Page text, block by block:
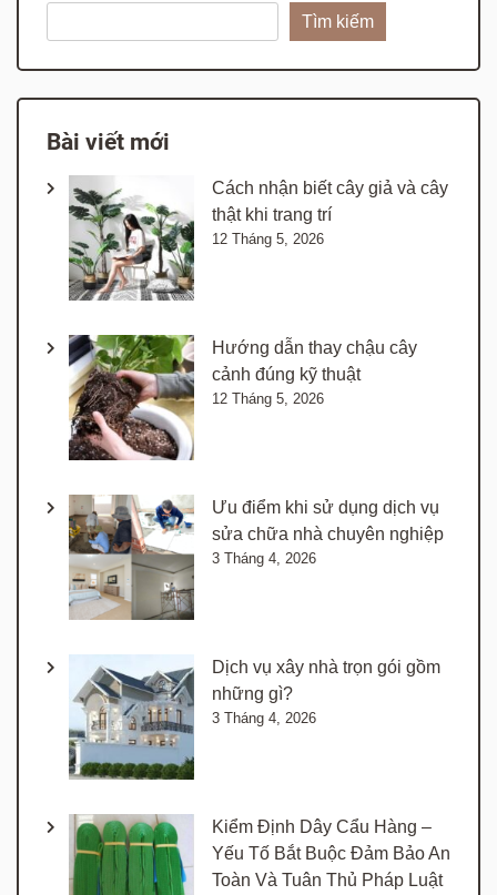
Tìm kiếm
Bài viết mới
Cách nhận biết cây giả và cây
thật khi trang trí
12 Tháng 5, 2026
Hướng dẫn thay chậu cây
cảnh đúng kỹ thuật
12 Tháng 5, 2026
Ưu điểm khi sử dụng dịch vụ
sửa chữa nhà chuyên nghiệp
3 Tháng 4, 2026
Dịch vụ xây nhà trọn gói gồm
những gì?
3 Tháng 4, 2026
Kiểm Định Dây Cẩu Hàng –
Yếu Tố Bắt Buộc Đảm Bảo An
Toàn Và Tuân Thủ Pháp Luật